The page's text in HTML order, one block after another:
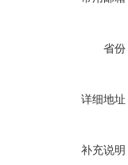
省份
详细地址
补充说明